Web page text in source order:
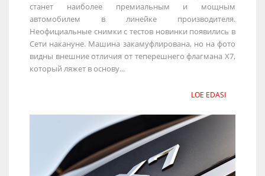
станет наиболее премиальным и мощным
автомобилем в линейке производителя.
Неофициальные снимки с тестов новинки появились в
Сети накануне. Машина закамуфлирована, но на фото
видны внешние отличия от теперешнего флагмана X7,
который ляжет в основу...
LOE EDASI